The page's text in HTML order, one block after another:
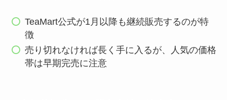
TeaMart公式が1月以降も継続販売するのが特
徴
売り切れなければ長く手に入るが、人気の価格
帯は早期完売に注意